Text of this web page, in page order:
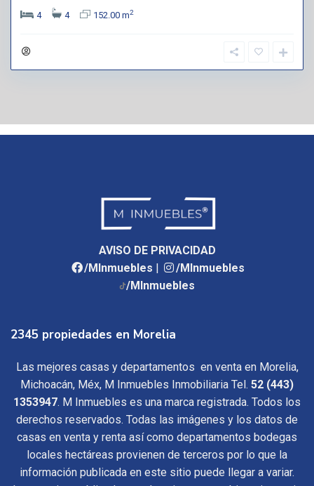
4
4 152.00 m2
AVISO DE PRIVACIDAD
/MInmuebles |
/MInmuebles
/MInmuebles
2345 propiedades en Morelia
Las mejores casas y departamentos en venta en Morelia,
Michoacán, Méx, M Inmuebles Inmobiliaria Tel. 52 (443)
1353947. M Inmuebles es una marca registrada. Todos los
derechos reservados. Todas las imágenes y los datos de
casas en venta y renta así como departamentos bodegas
locales hectáreas provienen de terceros por lo que la
información publicada en este sitio puede llegar a variar.